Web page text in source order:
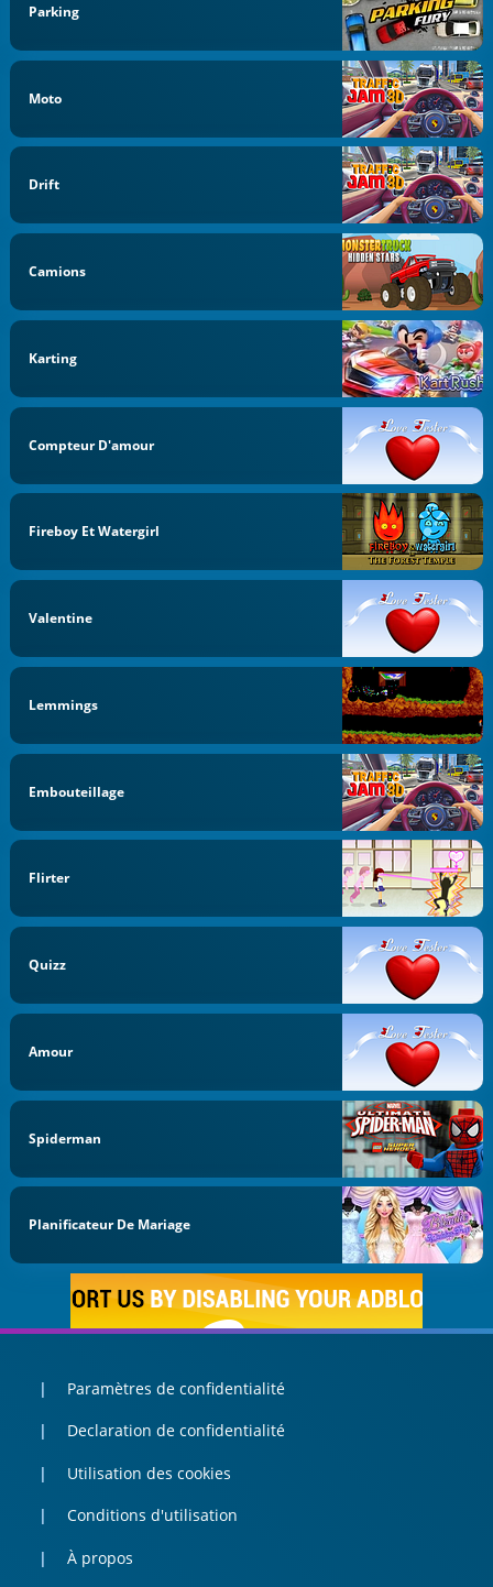
Parking
Moto
Drift
Camions
Karting
Compteur D'amour
Fireboy Et Watergirl
Valentine
Lemmings
Embouteillage
Flirter
Quizz
Amour
Spiderman
Planificateur De Mariage
Paramètres de confidentialité
Declaration de confidentialité
Utilisation des cookies
Conditions d'utilisation
À propos